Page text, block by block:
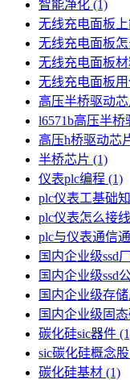
智能净化 (1)
无线充电面板
无线充电面板怎
无线充电面板
无线充电面板
高压半桥驱动
l6571b高压半桥
高压h桥驱动芯
半桥芯片 (1)
仪表plc编程 (1)
plc仪表工基础
plc仪表怎么接线
plc与仪表通信
国内企业级ssd
国内企业级ssd
国内企业级存
国内企业级固
碳化硅sic器件
sic碳化硅概念股
碳化硅基材 (1)